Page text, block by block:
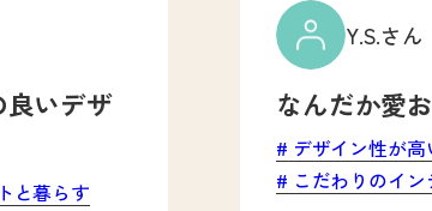
いデザ
と暮らす
なんだか愛
デザイン性が高
こだわりのイン
Y.S.さん